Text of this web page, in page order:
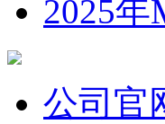
2025
公司官